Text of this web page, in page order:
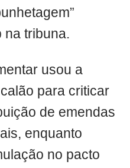
na tribuna.
usou a
para criticar
de emendas
enquanto
no pacto